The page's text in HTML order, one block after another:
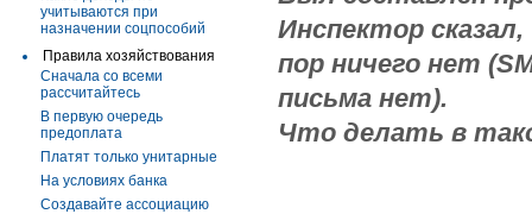
учитываются при
назначении соцпособий
Правила хозяйствования
Сначала со всеми
рассчитайтесь
В первую очередь
предоплата
Платят только унитарные
На условиях банка
Создавайте ассоциацию
Инспектор
пор ничего нет
письма нет).
Что делать в